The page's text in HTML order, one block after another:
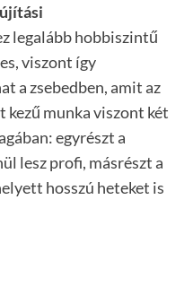
legalább hobbiszintű
viszont így
a zsebedben, amit az
munka viszont két
egyrészt a
lesz profi, másrészt a
hosszú heteket is